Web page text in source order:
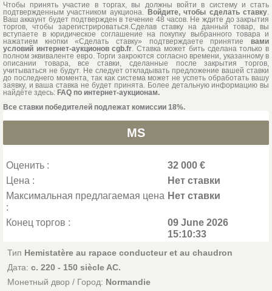
Чтобы принять участие в торгах, вы должны войти в систему и стать
подтвержденным участником аукциона. Войдите, чтобы сделать ставку.
Ваш аккаунт будет подтвержден в течение 48 часов. Не ждите до закрытия
торгов, чтобы зарегистрироваться.Сделав ставку на данный товар, вы
вступаете в юридическое соглашение на покупку выбранного товара и
нажатием кнопки «Сделать ставку» подтверждаете принятие вами
условий интернет-аукционов cgb.fr. Ставка может бить сделана только в
полном эквиваленте евро. Торги закроются согласно времени, указанному в
описании товара, все ставки, сделанные после закрытия торгов,
учитываться не будут. Не следует откладывать предложение вашей ставки
до последнего момента, так как система может не успеть обработать вашу
заявку, и ваша ставка не будет принята. Более детальную информацию вы
найдёте здесь: FAQ по интернет-аукционам.
Все ставки победителей подлежат комиссии 18%.
MS
Оценить :
32 000 €
Цена :
Нет ставки
Максимальная предлагаемая цена
:
Нет ставки
Конец торгов :
09 June 2026
15:10:33
Тип Hemistatère au rapace conducteur et au chaudron
Дата: c. 220 - 150 siècle AC.
Монетный двор / Город: Normandie